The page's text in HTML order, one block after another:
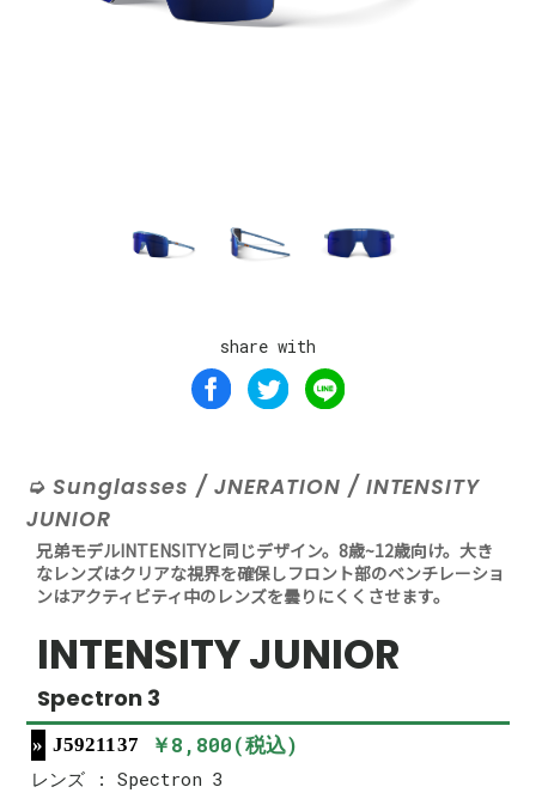
share with
Sunglasses / JNERATION / INTENSITY
JUNIOR
兄弟モデルINTENSITYと同じデザイン。8歳~12歳向け。大き
なレンズはクリアな視界を確保しフロント部のベンチレーショ
ンはアクティビティ中のレンズを曇りにくくさせます。
INTENSITY JUNIOR
Spectron 3
J5921137 ￥8,800(税込)
レンズ : Spectron 3